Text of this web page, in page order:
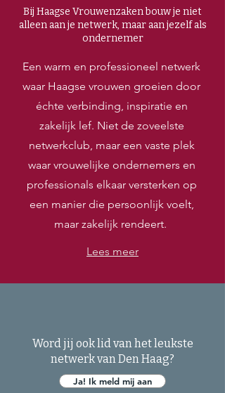
Bij Haagse Vrouwenzaken bouw je niet
alleen aan je netwerk, maar aan jezelf als
ondernemer
Een warm en professioneel netwerk
waar Haagse vrouwen groeien door
échte verbinding, inspiratie en
zakelijk lef. Niet de zoveelste
netwerkclub, maar een vaste plek
waar vrouwelijke ondernemers en
professionals elkaar versterken op
een manier die persoonlijk voelt,
maar zakelijk rendeert.
Lees meer
Word jij ook lid van het leukste
netwerk van Den Haag?
Ja! Ik meld mij aan